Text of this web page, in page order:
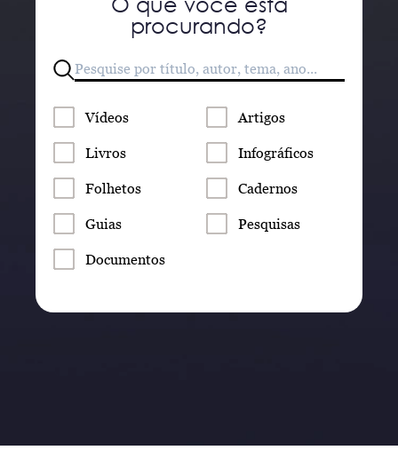
procurando?
Vídeos Artigos
Livros Infográficos
Folhetos Cadernos
Guias Pesquisas
Documentos